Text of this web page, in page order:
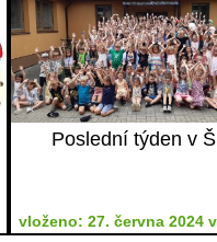
Poslední týden v
vloženo: 27. června 2024